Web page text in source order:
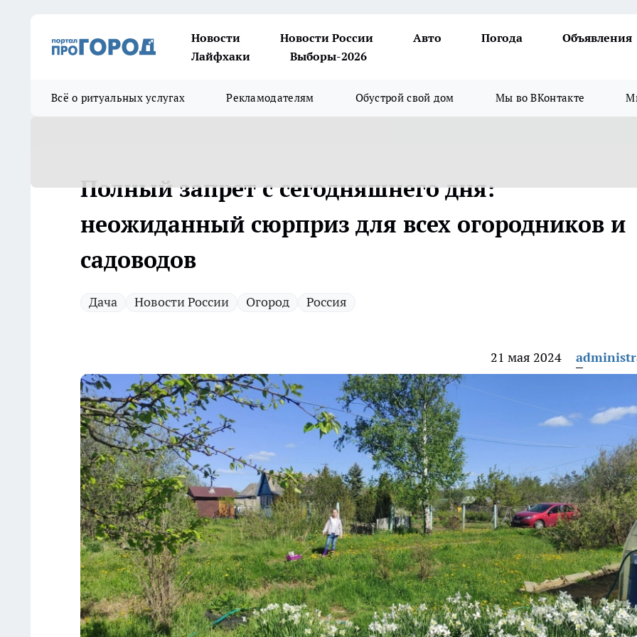
Новости Новости России Авто Погода
Объявления
Лайфхаки
Выборы-2026
Всё о ритуальных услугах Рекламодателям Обустрой свой дом Мы во ВКонтакте
Полный запрет с сегодняшнего дня:
неожиданный сюрприз для всех огородников и
садоводов
Дача Новости России Огород Россия
21 мая 2024